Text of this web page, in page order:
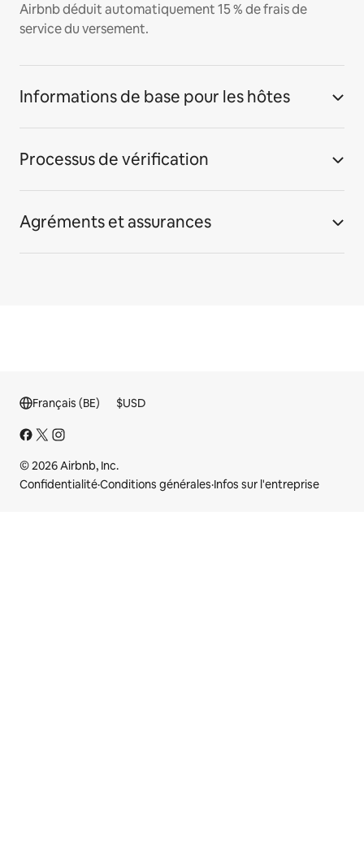
Airbnb déduit automatiquement 15 % de frais de
service du versement.
Informations de base pour les hôtes
Processus de vérification
Agréments et assurances
Français (BE) $USD
© 2026 Airbnb, Inc.
Confidentialité·Conditions générales·Infos sur l'entreprise